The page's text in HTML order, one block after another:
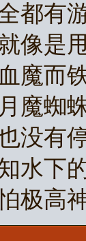
都有
像是
魔而
魔蜘
没有
水下
极高